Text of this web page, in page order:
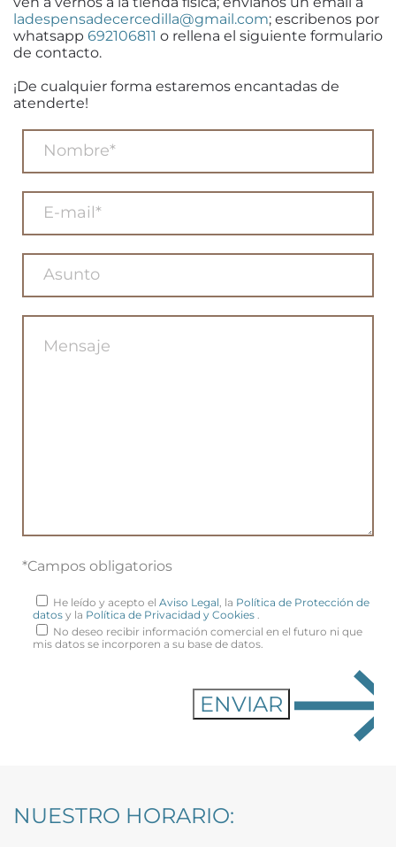
ladespensadecercedilla@gmail.com; escribenos por
whatsapp 692106811 o rellena el siguiente formulario
de contacto.
¡De cualquier forma estaremos encantadas de
atenderte!
*Campos obligatorios
He leído y acepto el Aviso Legal, la Política de Protección de
datos y la Política de Privacidad y Cookies .
No deseo recibir información comercial en el futuro ni que
mis datos se incorporen a su base de datos.
NUESTRO HORARIO: